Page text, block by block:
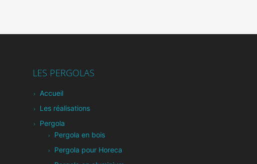
LES PERGOLAS
Accueil
Les réalisations
Pergola
Pergola en bois
Pergola pour Horeca